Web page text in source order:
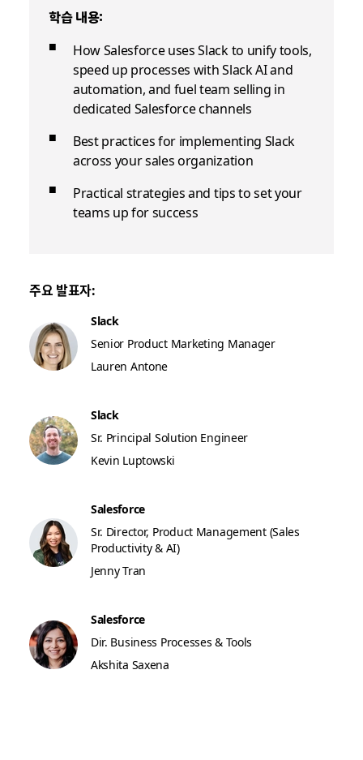
학습 내용:
How Salesforce uses Slack to unify tools,
speed up processes with Slack AI and
automation, and fuel team selling in
dedicated Salesforce channels
Best practices for implementing Slack
across your sales organization
Practical strategies and tips to set your
teams up for success
주요 발표자:
Slack
Senior Product Marketing Manager
Lauren Antone
Slack
Sr. Principal Solution Engineer
Kevin Luptowski
Salesforce
Sr. Director, Product Management (Sales
Productivity & AI)
Jenny Tran
Salesforce
Dir. Business Processes & Tools
Akshita Saxena